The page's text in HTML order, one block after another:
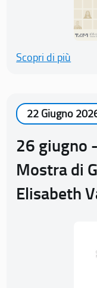
Scopri di più
22 Giugno
26 giugno
Mostra di
Elisabeth